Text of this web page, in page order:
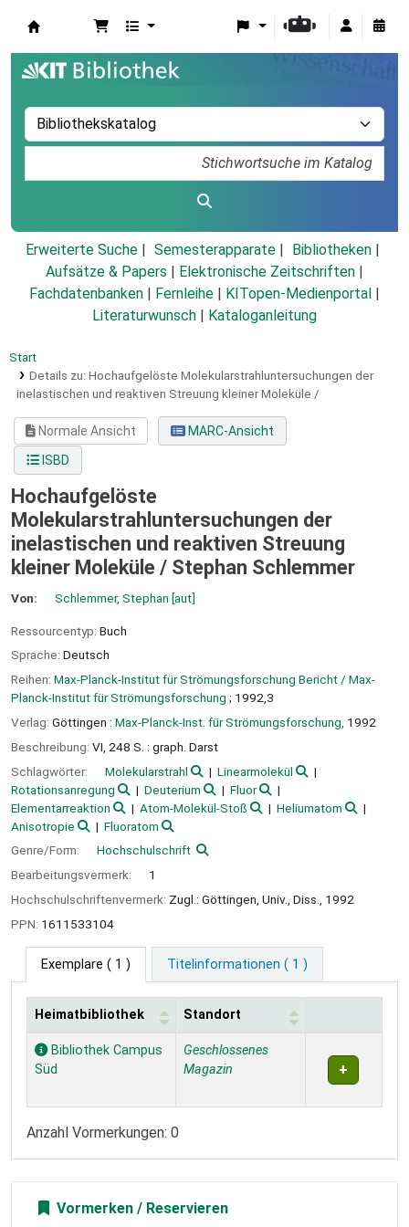
Erweiterte Suche Semesterapparate
Bibliotheken
Aufsätze & Papers
Elektronische Zeitschriften
Fachdatenbanken
Fernleihe KITopen-Medienportal
Literaturwunsch
Kataloganleitung
Start
Details zu: Hochaufgelöste Molekularstrahluntersuchungen der
inelastischen und reaktiven Streuung kleiner Moleküle /
Normale Ansicht
MARC-Ansicht
ISBD
Hochaufgelöste
Molekularstrahluntersuchungen der
inelastischen und reaktiven Streuung
kleiner Moleküle / Stephan Schlemmer
Von: Schlemmer, Stephan [aut]
Ressourcentyp: Buch
Sprache: Deutsch
Reihen: Max-Planck-Institut für Strömungsforschung Bericht / Max-
Planck-Institut für Strömungsforschung ; 1992,3
Verlag: Göttingen : Max-Planck-Inst. für Strömungsforschung, 1992
Beschreibung: VI, 248 S. : graph. Darst
Schlagwörter:
Molekularstrahl
Linearmolekül
Rotationsanregung
Deuterium
Fluor
Elementarreaktion
Atom-Molekül-Stoß
Heliumatom
Anisotropie
Fluoratom
Genre/Form:
Hochschulschrift
Bearbeitungsvermerk:
1
Hochschulschriftenvermerk: Zugl.: Göttingen, Univ., Diss., 1992
PPN: 1611533104
Exemplare ( 1 ) Titelinformationen ( 1 )
Exemplare
Heimatbibliothek Standort
Bibliothek Campus
Süd
Geschlossenes
Magazin
Anzahl Vormerkungen: 0
Vormerken